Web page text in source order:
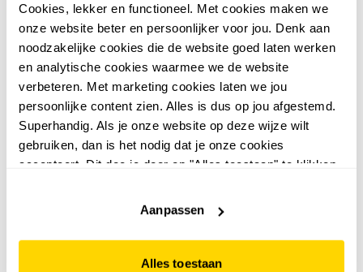
Cookies, lekker en functioneel. Met cookies maken we
onze website beter en persoonlijker voor jou. Denk aan
noodzakelijke cookies die de website goed laten werken
en analytische cookies waarmee we de website
verbeteren. Met marketing cookies laten we jou
persoonlijke content zien. Alles is dus op jou afgestemd.
Superhandig. Als je onze website op deze wijze wilt
gebruiken, dan is het nodig dat je onze cookies
accepteert. Dit doe je door op "Alles toestaan" te klikken.
website niet optimaal functioneert.
Aanpassen
Alles toestaan